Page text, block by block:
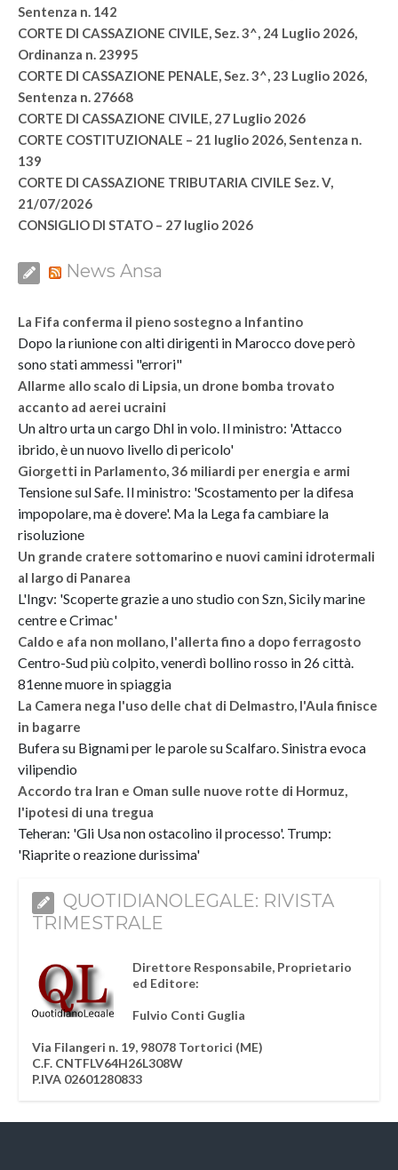
Sentenza n. 142
CORTE DI CASSAZIONE CIVILE, Sez. 3^, 24 Luglio 2026,
Ordinanza n. 23995
CORTE DI CASSAZIONE PENALE, Sez. 3^, 23 Luglio 2026,
Sentenza n. 27668
CORTE DI CASSAZIONE CIVILE, 27 Luglio 2026
CORTE COSTITUZIONALE – 21 luglio 2026, Sentenza n.
139
CORTE DI CASSAZIONE TRIBUTARIA CIVILE Sez. V,
21/07/2026
CONSIGLIO DI STATO – 27 luglio 2026
News Ansa
La Fifa conferma il pieno sostegno a Infantino
Dopo la riunione con alti dirigenti in Marocco dove però
sono stati ammessi "errori"
Allarme allo scalo di Lipsia, un drone bomba trovato
accanto ad aerei ucraini
Un altro urta un cargo Dhl in volo. Il ministro: 'Attacco
ibrido, è un nuovo livello di pericolo'
Giorgetti in Parlamento, 36 miliardi per energia e armi
Tensione sul Safe. Il ministro: 'Scostamento per la difesa
impopolare, ma è dovere'. Ma la Lega fa cambiare la
risoluzione
Un grande cratere sottomarino e nuovi camini idrotermali
al largo di Panarea
L'Ingv: 'Scoperte grazie a uno studio con Szn, Sicily marine
centre e Crimac'
Caldo e afa non mollano, l'allerta fino a dopo ferragosto
Centro-Sud più colpito, venerdì bollino rosso in 26 città.
81enne muore in spiaggia
La Camera nega l'uso delle chat di Delmastro, l'Aula finisce
in bagarre
Bufera su Bignami per le parole su Scalfaro. Sinistra evoca
vilipendio
Accordo tra Iran e Oman sulle nuove rotte di Hormuz,
l'ipotesi di una tregua
Teheran: 'Gli Usa non ostacolino il processo'. Trump:
'Riaprite o reazione durissima'
QUOTIDIANOLEGALE: RIVISTA
TRIMESTRALE
Direttore Responsabile, Proprietario
ed Editore:
Fulvio Conti Guglia
Via Filangeri n. 19, 98078 Tortorici (ME)
C.F. CNTFLV64H26L308W
P.IVA 02601280833